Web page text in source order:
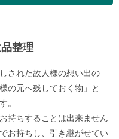
整理
された故人様の想い出の
の元へ残しておく物」と
。
持ちすることは出来ません
お持ちし、引き継がせてい